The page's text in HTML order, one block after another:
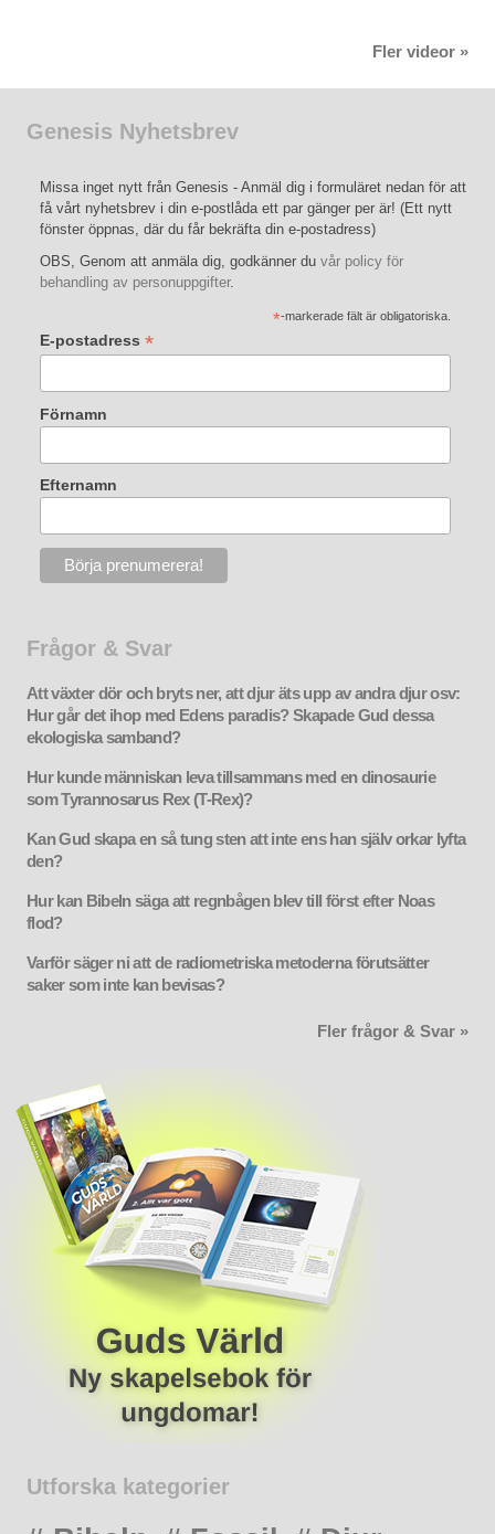
Fler videor »
Genesis Nyhetsbrev
Missa inget nytt från Genesis - Anmäl dig i formuläret nedan för att
få vårt nyhetsbrev i din e-postlåda ett par gänger per är! (Ett nytt
fönster öppnas, där du får bekräfta din e-postadress)
OBS, Genom att anmäla dig, godkänner du vår policy för
behandling av personuppgifter.
*-markerade fält är obligatoriska.
E-postadress *
Förnamn
Efternamn
Frågor & Svar
Att växter dör och bryts ner, att djur äts upp av andra djur osv:
Hur går det ihop med Edens paradis? Skapade Gud dessa
ekologiska samband?
Hur kunde människan leva tillsammans med en dinosaurie
som Tyrannosarus Rex (T-Rex)?
Kan Gud skapa en så tung sten att inte ens han själv orkar lyfta
den?
Hur kan Bibeln säga att regnbågen blev till först efter Noas
flod?
Varför säger ni att de radiometriska metoderna förutsätter
saker som inte kan bevisas?
Fler frågor & Svar »
Utforska kategorier